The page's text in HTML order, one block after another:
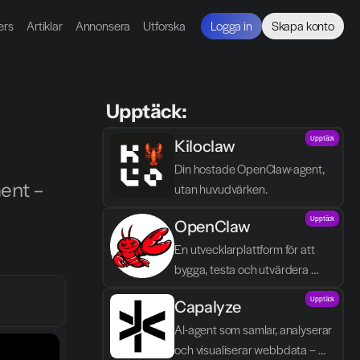
Artiklar Annonsera Utforska Logga in Skapa konto
–
Upptäck:
Kiloclaw
Din hostade OpenClaw-agent,
utan huvudvärken.
Upptäck
OpenClaw
En utvecklarplattform för att
bygga, testa och utvärdera
autonoma AI-agenter med fokus
på kontroll och agent-logik.
Upptäck
Capalyze
AI-agent som samlar, analyserar
och visualiserar webbdata –
Upptäck